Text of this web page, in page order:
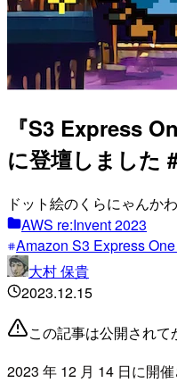
『S3 Express
に登壇しました
ドット絵のくらにゃんかわ
AWS re:Invent 2023
Amazon S3 Express
大村 保貴
2023.12.15
この記事は公開されて
2023 年 12 月 14 日に開